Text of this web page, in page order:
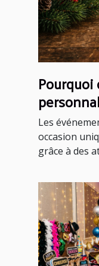
Les
occasion
grâce à des